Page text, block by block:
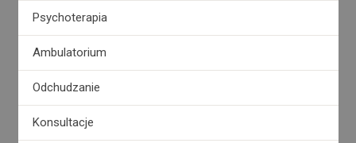
Psychoterapia
Ambulatorium
Odchudzanie
Konsultacje